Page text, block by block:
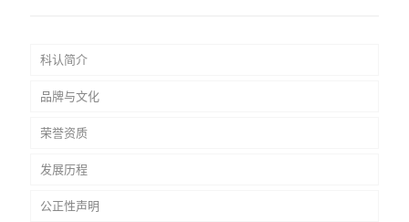
科认简介
品牌与文化
荣誉资质
发展历程
公正性声明